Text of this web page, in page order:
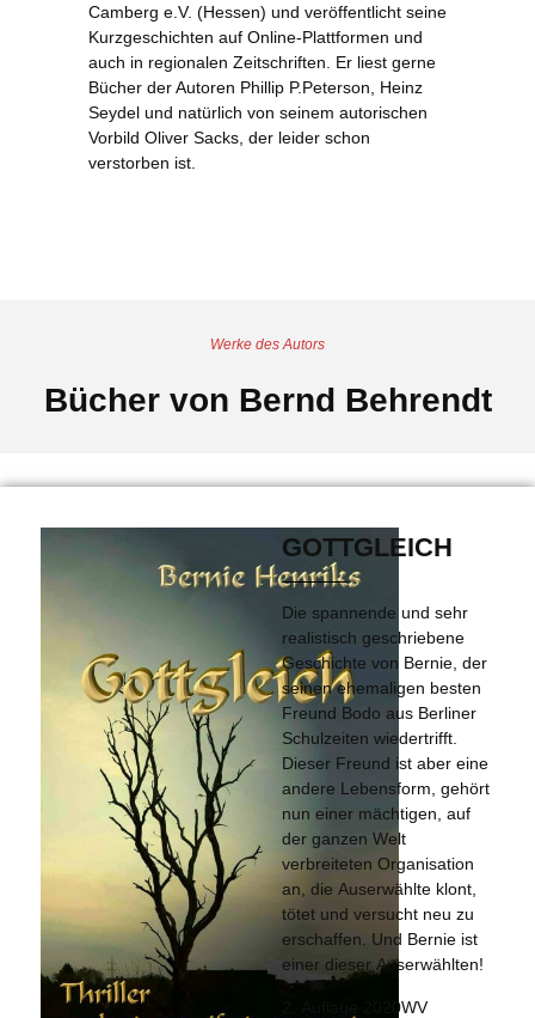
Camberg e.V. (Hessen) und veröffentlicht seine
Kurzgeschichten auf Online-Plattformen und
auch in regionalen Zeitschriften. Er liest gerne
Bücher der Autoren Phillip P.Peterson, Heinz
Seydel und natürlich von seinem autorischen
Vorbild Oliver Sacks, der leider schon
verstorben ist.
Werke des Autors
Bücher von Bernd Behrendt
GOTTGLEICH
Die spannende und sehr
realistisch geschriebene
Geschichte von Bernie, der
seinen ehemaligen besten
Freund Bodo aus Berliner
Schulzeiten wiedertrifft.
Dieser Freund ist aber eine
andere Lebensform, gehört
nun einer mächtigen, auf
der ganzen Welt
verbreiteten Organisation
an, die Auserwählte klont,
tötet und versucht neu zu
erschaffen. Und Bernie ist
einer dieser Auserwählten!
2. Auflage 2020WV